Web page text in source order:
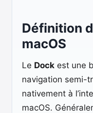
Définition
macOS
Le Dock est une
navigation semi-
nativement à
macOS.